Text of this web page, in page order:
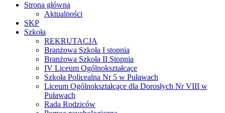
Strona główna
Aktualności
SKP
Szkoła
REKRUTACJA
Branżowa Szkoła I stopnia
Branżowa Szkoła II Stopnia
IV Liceum Ogólnokształcące
Szkoła Policealna Nr 5 w Puławach
Liceum Ogólnokształcące dla Dorosłych Nr VIII w
Puławach
Rada Rodziców